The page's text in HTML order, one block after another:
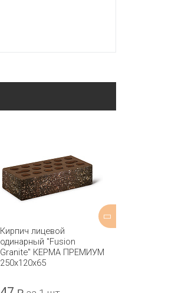
Кирпич лицевой
одинарный "Fusion
Granite" КЕРМА ПРЕМИУМ
250х120х65